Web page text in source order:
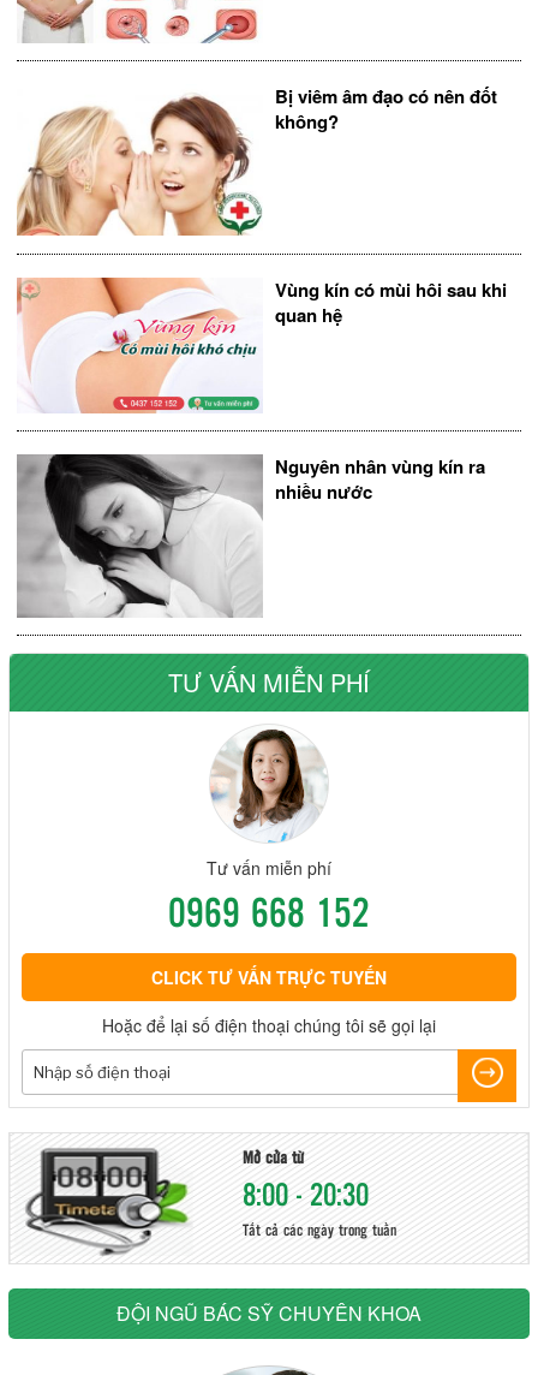
Bị viêm âm đạo có nên đốt
không?
Vùng kín có mùi hôi sau khi
quan hệ
Nguyên nhân vùng kín ra
nhiều nước
TƯ VẤN MIỄN PHÍ
Tư vấn miễn phí
0969 668 152
CLICK TƯ VẤN TRỰC TUYẾN
Hoặc để lại số điện thoại chúng tôi sẽ gọi lại
Mở cửa từ
8:00 - 20:30
Tất cả các ngày trong tuần
ĐỘI NGŨ BÁC SỸ CHUYÊN KHOA